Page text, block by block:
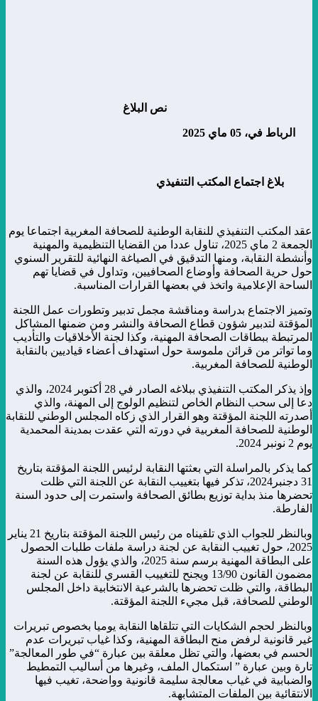
نص البلاغ
الرباط في، 05 ماي 2025
بلاغ اجتماع المكتب التنفيذي
عقد المكتب التنفيذي للنقابة الوطنية للصحافة المغربية اجتماعا يوم
الجمعة 2 ماي 2025، تناول عددا من القضايا التنظيمية والمهنية
وأنشطة النقابة، ومنها التدقيق في الصياغة النهائية للتقرير السنوي
حول حرية الصحافة وأوضاع الصحافيين، وتداول في قضايا تهم
الساحة الإعلامية واتخذ في بعضها القرارات المناسبة.
وتميز الاجتماع بدراسة ومناقشة مجمل تدبير وتطورات عمل اللجنة
المؤقتة لتدبير شؤون قطاع الصحافة والنشر ومن ضمنها المشاكل
المرتبطة ببطاقات الصحافة المهنية، وكذا لجنة الأخلاقيات والتأديب
وما تواتر من قرائن ملموسة حول استهداف أعضاء قياديين بالنقابة
الوطنية للصحافة المغربية.
وإذ يذكر المكتب التنفيذي ببلاغه الصادر في 28 أكتوبر 2024، والذي
دعا إلى سحب النظام الخاص لتنظيم الولوج إلى المهنة، والذي
أصدرته اللجنة المؤقتة وهو القرار الذي زكاه المجلس الوطني للنقابة
الوطنية للصحافة المغربية في دورته التي عقدت بمدينة المحمدية
يوم 2 نونبر 2024.
كما يذكر بالمراسلة التي بعثتها النقابة لرئيس اللجنة المؤقتة بتاريخ
31 دجنبر2024، تذكر فيها بتغييب النقابة عن اللجنة التي ظلت
تحضرها منذ بداية توزيع بطائق الصحافة واستمرت إلى حدود السنة
الفارطة.
وبالنظر للجواب الذي تلقيناه من رئيس اللجنة المؤقتة بتاريخ 21 يناير
2025، حول تغييب النقابة عن لجنة دراسة ملفات طلبات الحصول
على البطاقة المهنية برسم سنة 2025، والذي يؤول هذه السنة
مضمون القانون 13/90 ويجنح للتغييب القسري للنقابة عن لجنة
البطاقة، والتي ظلت تحضرها بالشرعية الانتخابية داخل المجلس
الوطني للصحافة، قبل مجيء اللجنة المؤقتة.
وبالنظر لحجم الشكايات التي تتلقاها النقابة يوميا بخصوص تبريرات
غير قانونية لرفض منح البطاقة المهنية، وكذا غياب تبريرات عدم
الحسم في بعضها، والتي تظل معلقة بين عبارة “في طور المعالجة”
تارة وبين عبارة ” استكمال الملف، وغيرها من أساليب التمطيط
والضبابية في غياب معالجة سليمة قانونية وواضحة، تغيب فيها
الانتقائية بين الملفات المتشابهة.